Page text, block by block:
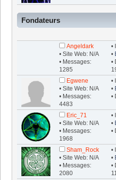
Fondateurs
Angeldark
• Site Web: N/A
• Messages:
1285
•
•
•
Egwene
• Site Web: N/A
• Messages:
4483
•
•
•
Eric_71
• Site Web: N/A
• Messages:
1968
•
•
•
Sham_Rock
• Site Web: N/A
• Messages:
2080
•
•
•